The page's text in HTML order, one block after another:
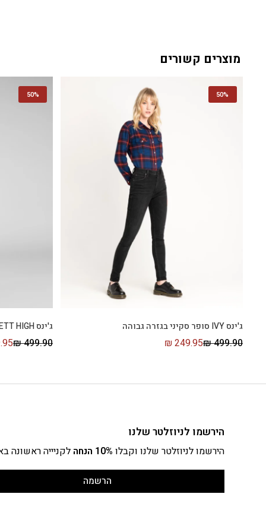
מוצרים קשורים
50%
ג'ינס IVY סופר סקיני בגזרה גבוהה
₪499.90
₪ 249.95
50%
ג'ינס SCARLETT HIGH סקיני בגזרה גבוהה
₪499.90
הירשמו לניוזלטר שלנו
הירשמו לניוזלטר שלנו וקבלו 10% הנחה לקניייה ראשונה
הרשמה